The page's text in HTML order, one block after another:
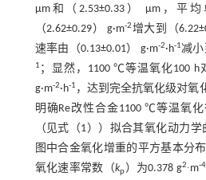
μm和（2.53±0.33） μm，平
（2.62±0.29） g·m-2增大到（
速率由（0.13±0.01） g·m-2·h-1减小
1 ；显然，1100 ℃等温氧化100 h
g·m-2·h-1 ，达到完全抗氧化级对氧
明确Re改性合金1100 ℃等温氧
（见式（1） ）拟合其氧化动力学
图中合金氧化增重的平方基本分
氧化速率常数（kp）为0.378 g2∙m-4